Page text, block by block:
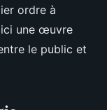
ordre à
ici une œuvre
le public et